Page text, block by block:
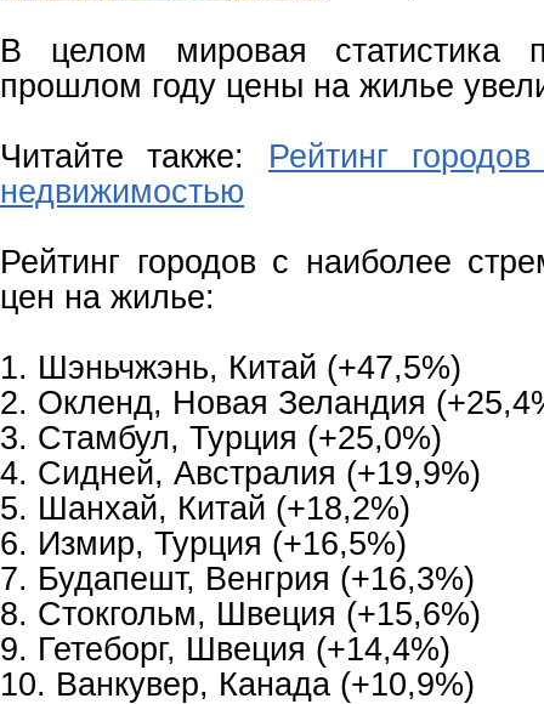
В целом мировая статистика
прошлом году цены на жилье
Читайте также: Рейтинг
недвижимостью
Рейтинг городов с наиболее
цен на жилье:
1. Шэньчжэнь, Китай (+47,5%)
2. Окленд, Новая Зеландия
3. Стамбул, Турция (+25,0%)
4. Сидней, Австралия (+19,9%)
5. Шанхай, Китай (+18,2%)
6. Измир, Турция (+16,5%)
7. Будапешт, Венгрия (+16,3%)
8. Стокгольм, Швеция (+15,6%)
9. Гетеборг, Швеция (+14,4%)
10. Ванкувер, Канада (+10,9%)